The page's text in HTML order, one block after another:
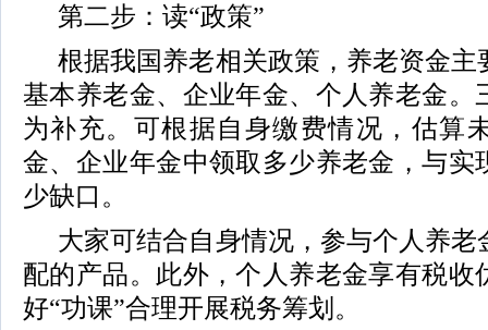
第二步：读“政策”
根据我国养老相关政策，养老资金主
基本养老金、企业年金、个人养老金。
为补充。可根据自身缴费情况，估算
金、企业年金中领取多少养老金，与实
少缺口。
大家可结合自身情况，参与个人养老
配的产品。此外，个人养老金享有税收
好“功课”合理开展税务筹划。